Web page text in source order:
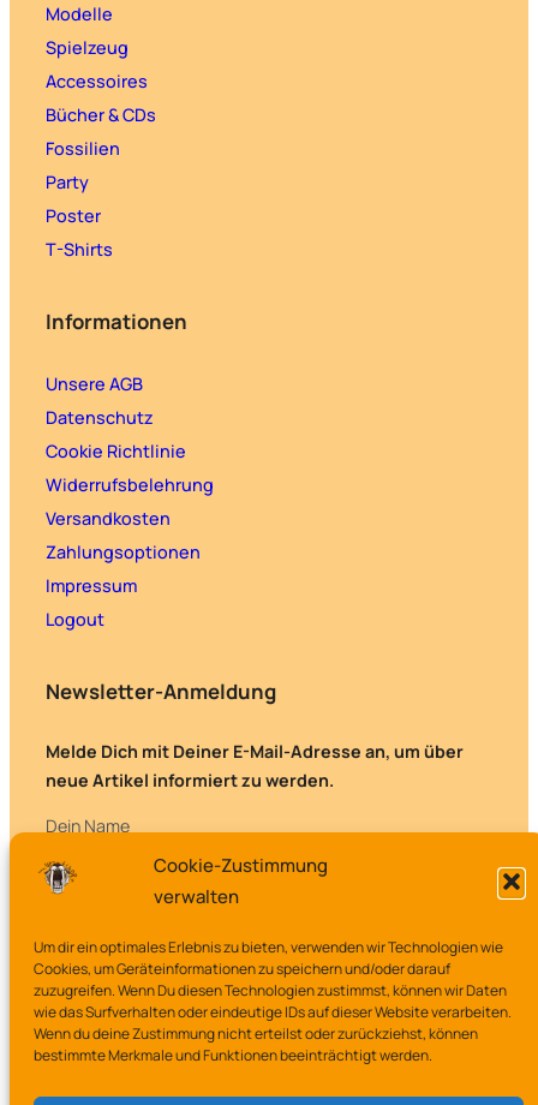
Cookie-Zustimmung
verwalten
Um dir ein optimales Erlebnis zu bieten, verwenden wir Technologien wie
Cookies, um Geräteinformationen zu speichern und/oder darauf
zuzugreifen. Wenn Du diesen Technologien zustimmst, können wir Daten
wie das Surfverhalten oder eindeutige IDs auf dieser Website verarbeiten.
Wenn du deine Zustimmung nicht erteilst oder zurückziehst, können
bestimmte Merkmale und Funktionen beeinträchtigt werden.
Modelle
Spielzeug
Accessoires
Bücher & CDs
Fossilien
Party
Poster
T-Shirts
Informationen
Unsere AGB
Datenschutz
Cookie Richtlinie
Widerrufsbelehrung
Versandkosten
Zahlungsoptionen
Impressum
Logout
Newsletter-Anmeldung
Melde Dich mit Deiner E-Mail-Adresse an, um über
neue Artikel informiert zu werden.
Dein Name